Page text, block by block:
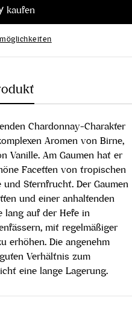
Chardonnay-Charakter
Aromen von Birne,
Vanille. Am Gaumen hat er
Facetten von tropischen
Sternfrucht. Der Gaumen
und einer anhaltenden
lang auf der Hefe in
mit regelmäßiger
erhöhen. Die angenehm
Verhältnis zum
eine lange Lagerung.